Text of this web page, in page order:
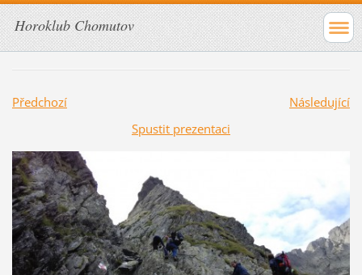
Horoklub Chomutov
Předchozí
Následující
Spustit prezentaci